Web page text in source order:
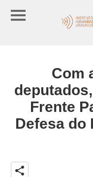
Com
Frente
Defesa do
share